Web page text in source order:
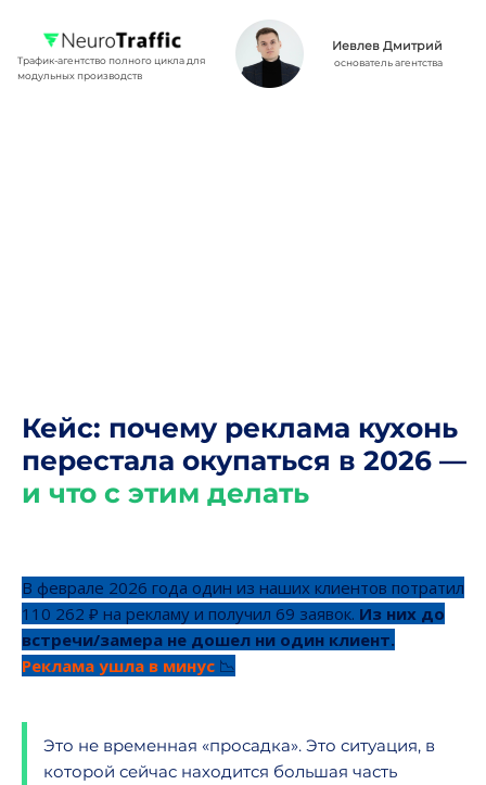
Трафик-агентство полного цикла для
модульных производств
Иевлев Дмитрий
основатель агентства
Кейс: почему реклама кухонь
перестала окупаться в 2026 —
и что с этим делать
В феврале 2026 года один из наших клиентов потратил
110 262 ₽ на рекламу и получил 69 заявок. Из них до
встречи/замера не дошел ни один клиент.
Реклама ушла в минус 📉
Это не временная «просадка». Это ситуация, в
которой сейчас находится большая часть